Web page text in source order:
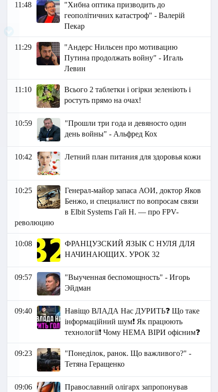
11:48
"Хибна оптика призводить до
геополітичних катастроф" - Валерій
Пекар
11:29
"Андерс Нильсен про мотивацию
Путина продолжать войну" - Игаль
Левин
11:10
Всього 2 таблетки і огірки зеленіють і
ростуть прямо на очах!
10:59
"Прошли три года и девяносто один
день войны" - Альфред Кох
10:42 Летний план питания для здоровья кожи
10:25
Генерал-майор запаса АОИ, доктор Яков
Бенжо, и специалист по вопросам связи
в Elbit Systems Гай Н. — про FPV-
революцию
10:08
ФРАНЦУЗСКИЙ ЯЗЫК C НУЛЯ ДЛЯ
НАЧИНАЮЩИХ. УРОК 32
09:57
"Выученная беспомощность" - Игорь
Эйдман
09:40
Навіщо ВЛАДА Нас ДУРИТЬ❓ Що таке
інформаційний шум❗ Як працюють
технології❗ Чому НЕМА ВІРИ офісним❓
09:23
"Понеділок, ранок. Що важливого?" -
Тетяна Геращенко
09:06
Православний олігарх запропонував